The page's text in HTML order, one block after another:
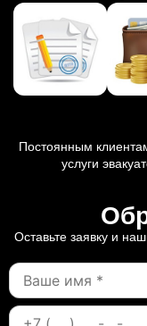
Постоянным
услуги
Оставьте заявку и